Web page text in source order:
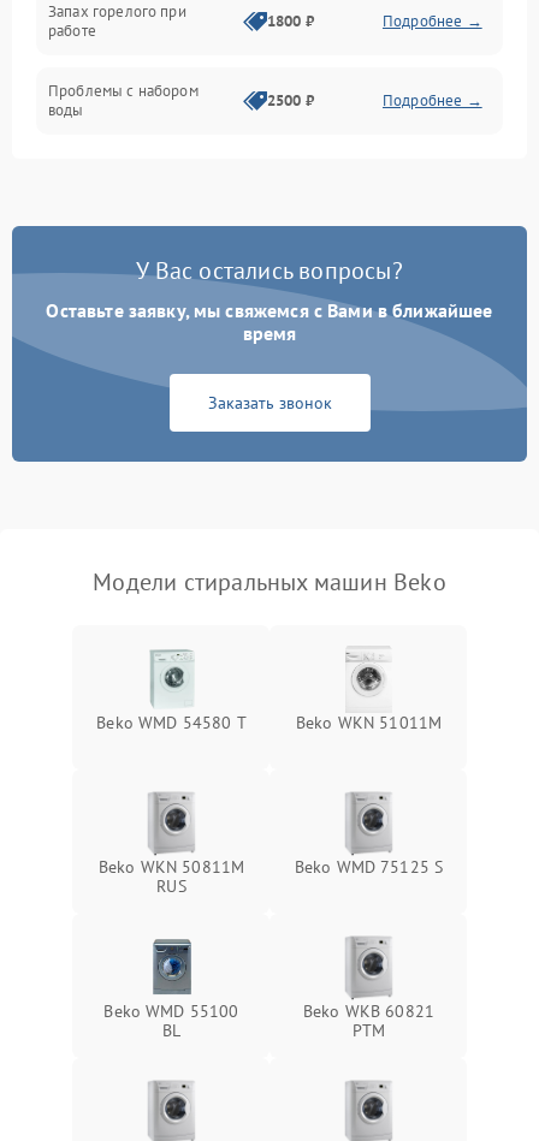
Запах горелого при
работе
1800 ₽ Подробнее →
Проблемы с набором
воды
2500 ₽ Подробнее →
Замена платы управления 2200 ₽ Подробнее →
У Вас остались вопросы?
Оставьте заявку, мы свяжемся с Вами в ближайшее
время
Заказать звонок
Модели стиральных машин Beko
Beko WMD 54580 T Beko WKN 51011M
Beko WKN 50811M
RUS
Beko WMD 75125 S
Beko WMD 55100
BL
Beko WKB 60821
PTМ